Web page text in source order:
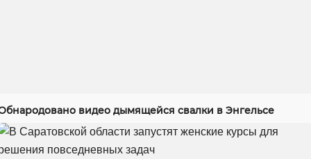
видео дымящейся свалки в Энгельсе